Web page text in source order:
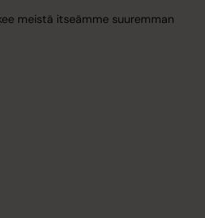
meistä itseämme suuremman